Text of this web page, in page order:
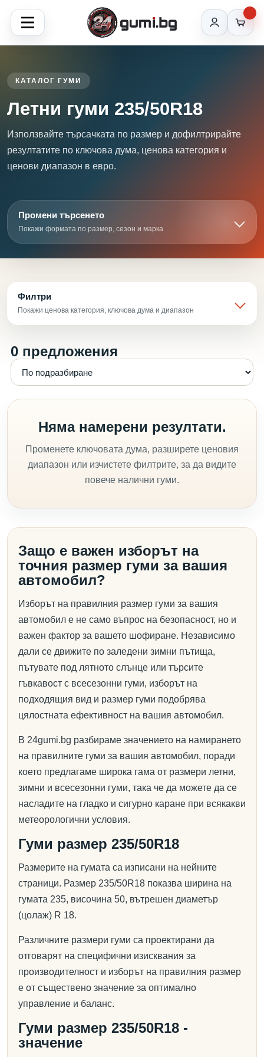
КАТАЛОГ ГУМИ
Летни гуми 235/50R18
Използвайте търсачката по размер и дофилтрирайте
резултатите по ключова дума, ценова категория и
ценови диапазон в евро.
Промени търсенето
Покажи формата по размер, сезон и марка
Филтри
Покажи ценова категория, ключова дума и диапазон
0 предложения
Няма намерени резултати.
Променете ключовата дума, разширете ценовия
диапазон или изчистете филтрите, за да видите
повече налични гуми.
Защо е важен изборът на
точния размер гуми за вашия
автомобил?
Изборът на правилния размер гуми за вашия
автомобил е не само въпрос на безопасност, но и
важен фактор за вашето шофиране. Независимо
дали се движите по заледени зимни пътища,
пътувате под лятното слънце или търсите
гъвкавост с всесезонни гуми, изборът на
подходящия вид и размер гуми подобрява
цялостната ефективност на вашия автомобил.
В 24gumi.bg разбираме значението на намирането
на правилните гуми за вашия автомобил, поради
което предлагаме широка гама от размери летни,
зимни и всесезонни гуми, така че да можете да се
насладите на гладко и сигурно каране при всякакви
метеорологични условия.
Гуми размер 235/50R18
Размерите на гумата са изписани на нейните
страници. Размер 235/50R18 показва ширина на
гумата 235, височина 50, вътрешен диаметър
(цолаж) R 18.
Различните размери гуми са проектирани да
отговарят на специфични изисквания за
производителност и изборът на правилния размер
е от съществено значение за оптимално
управление и баланс.
Гуми размер 235/50R18 -
значение